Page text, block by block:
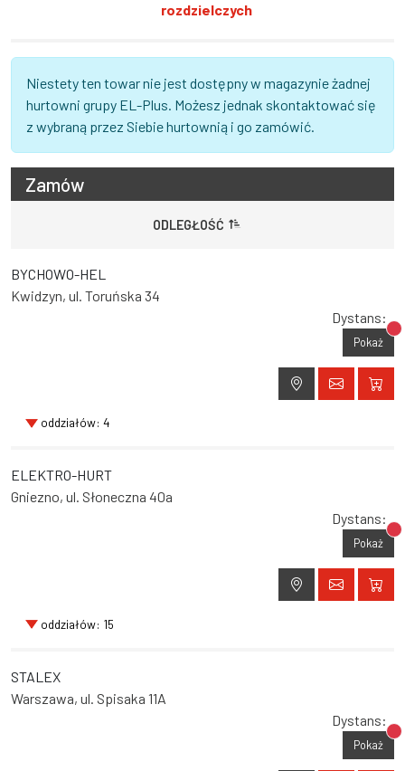
rozdzielczych
Niestety ten towar nie jest dostępny w magazynie żadnej
hurtowni grupy EL-Plus. Możesz jednak skontaktować się
z wybraną przez Siebie hurtownią i go zamówić.
Zamów
ODLEGŁOŚĆ
BYCHOWO-HEL
Kwidzyn, ul. Toruńska 34
Dystans:
Pokaż
oddziałów: 4
ELEKTRO-HURT
Gniezno, ul. Słoneczna 40a
Dystans:
Pokaż
oddziałów: 15
STALEX
Warszawa, ul. Spisaka 11A
Dystans:
Pokaż